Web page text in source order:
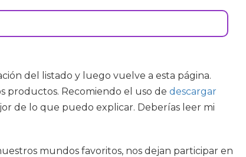
del listado y luego vuelve a esta página.
productos. Recomiendo el uso de descargar
de lo que puedo explicar. Deberías leer mi
mundos favoritos, nos dejan participar en